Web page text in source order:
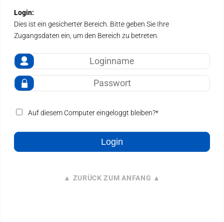
Kurse & Anmeldung
Links & Downloads
Suche
Login:
Dies ist ein gesicherter Bereich. Bitte geben Sie Ihre
Zugangsdaten ein, um den Bereich zu betreten.
Auf diesem Computer eingeloggt bleiben?*
Login
▲ ZURÜCK ZUM ANFANG ▲